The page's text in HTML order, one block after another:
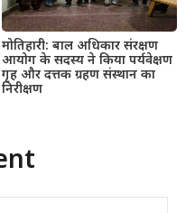
मोतिहारी: बाल अधिकार संरक्षण
आयोग के सदस्य ने किया पर्यवेक्षण
गृह और दत्तक ग्रहण संस्थान का
निरीक्षण